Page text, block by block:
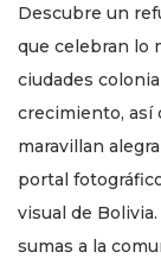
Descubre un
que celebran lo
ciudades
crecimiento, así
maravillan
portal
visual de
sumas a la